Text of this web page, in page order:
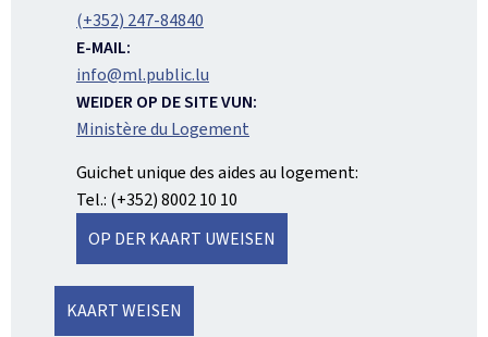
(+352) 247-84840
E-MAIL:
info@ml.public.lu
WEIDER OP DE SITE VUN:
Ministère du Logement
Guichet unique des aides au logement:
Tel.: (+352) 8002 10 10
OP DER KAART UWEISEN
KAART WEISEN